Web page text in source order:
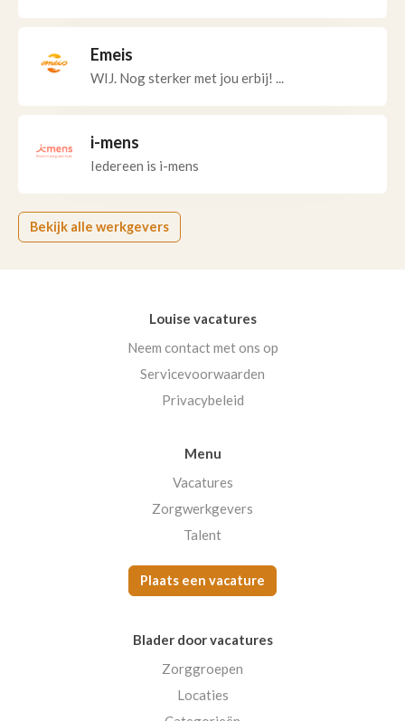
Emeis
WIJ. Nog sterker met jou erbij! ...
i-mens
Iedereen is i-mens
Bekijk alle werkgevers
Louise vacatures
Neem contact met ons op
Servicevoorwaarden
Privacybeleid
Menu
Vacatures
Zorgwerkgevers
Talent
Plaats een vacature
Blader door vacatures
Zorggroepen
Locaties